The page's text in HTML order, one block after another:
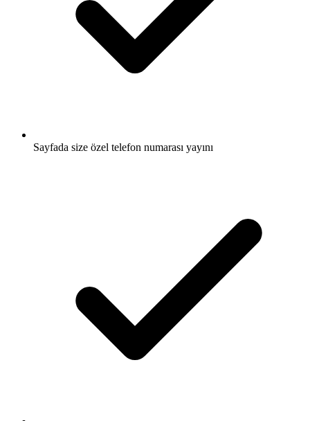
Sayfada size özel telefon numarası yayını